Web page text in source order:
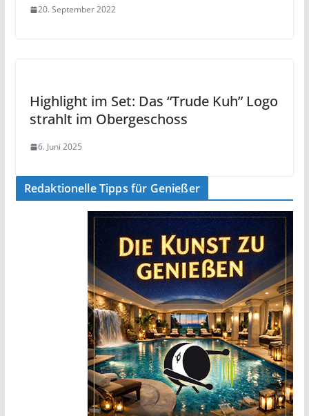
20. September 2022
Highlight im Set: Das “Trude Kuh” Logo
strahlt im Obergeschoss
6. Juni 2025
Redaktionelle Tipps für Genießer